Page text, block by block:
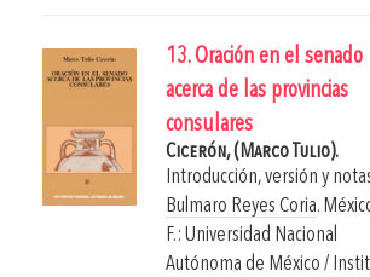
13. Oración en el senado
acerca de las provincias
consulares
Cicerón, (Marco Tulio).
Introducción, versión y
Bulmaro Reyes Coria.
F.: Universidad Nacional
Autónoma de México /